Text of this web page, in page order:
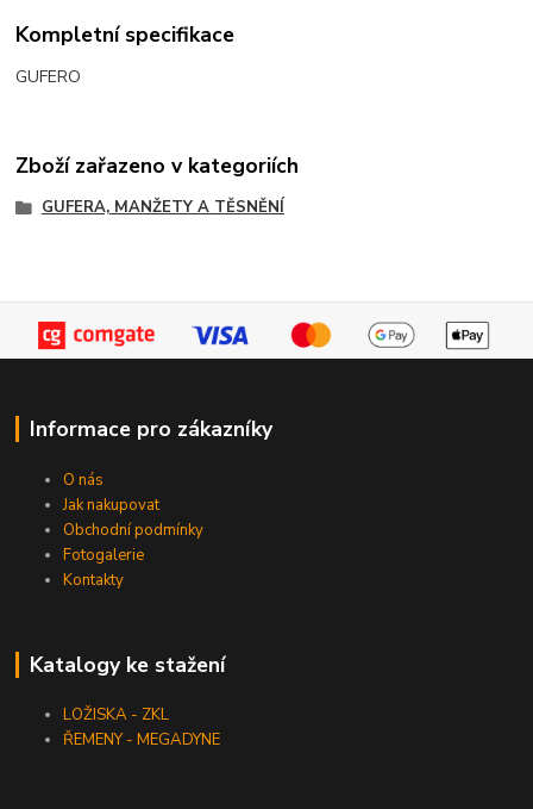
Kompletní specifikace
GUFERO
Zboží zařazeno v kategoriích
GUFERA, MANŽETY A TĚSNĚNÍ
Informace pro zákazníky
O nás
Jak nakupovat
Obchodní podmínky
Fotogalerie
Kontakty
Katalogy ke stažení
LOŽISKA - ZKL
ŘEMENY - MEGADYNE